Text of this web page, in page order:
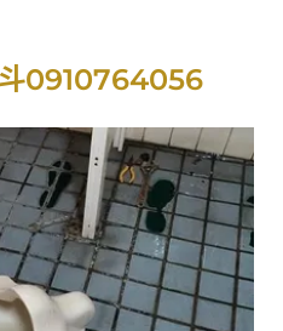
0910764056